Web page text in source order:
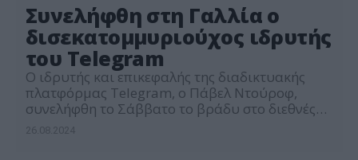
Συνελήφθη στη Γαλλία ο
δισεκατομμυριούχος ιδρυτής
του Telegram
Ο ιδρυτής και επικεφαλής της διαδικτυακής
πλατφόρμας Telegram, ο Πάβελ Ντούροφ,
συνελήφθη το Σάββατο το βράδυ στο διεθνές